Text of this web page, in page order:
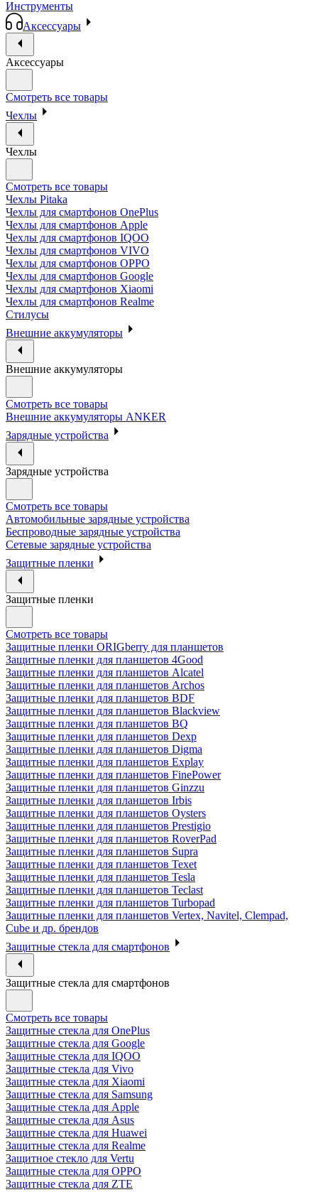
Инструменты
Аксессуары
Аксессуары
Смотреть все товары
Чехлы
Чехлы
Смотреть все товары
Чехлы Pitaka
Чехлы для смартфонов OnePlus
Чехлы для смартфонов Apple
Чехлы для смартфонов IQOO
Чехлы для смартфонов VIVO
Чехлы для смартфонов OPPO
Чехлы для смартфонов Google
Чехлы для смартфонов Xiaomi
Чехлы для смартфонов Realme
Стилусы
Внешние аккумуляторы
Внешние аккумуляторы
Смотреть все товары
Внешние аккумуляторы ANKER
Зарядные устройства
Зарядные устройства
Смотреть все товары
Автомобильные зарядные устройства
Беспроводные зарядные устройства
Сетевые зарядные устройства
Защитные пленки
Защитные пленки
Смотреть все товары
Защитные пленки ORIGberry для планшетов
Защитные пленки для планшетов 4Good
Защитные пленки для планшетов Alcatel
Защитные пленки для планшетов Archos
Защитные пленки для планшетов BDF
Защитные пленки для планшетов Blackview
Защитные пленки для планшетов BQ
Защитные пленки для планшетов Dexp
Защитные пленки для планшетов Digma
Защитные пленки для планшетов Explay
Защитные пленки для планшетов FinePower
Защитные пленки для планшетов Ginzzu
Защитные пленки для планшетов Irbis
Защитные пленки для планшетов Oysters
Защитные пленки для планшетов Prestigio
Защитные пленки для планшетов RoverPad
Защитные пленки для планшетов Supra
Защитные пленки для планшетов Texet
Защитные пленки для планшетов Tesla
Защитные пленки для планшетов Teclast
Защитные пленки для планшетов Turbopad
Защитные пленки для планшетов Vertex, Navitel, Clempad,
Cube и др. брендов
Защитные стекла для смартфонов
Защитные стекла для смартфонов
Смотреть все товары
Защитные стекла для OnePlus
Защитные стекла для Google
Защитные стекла для IQOO
Защитные стекла для Vivo
Защитные стекла для Xiaomi
Защитные стекла для Samsung
Защитные стекла для Apple
Защитные стекла для Asus
Защитные стекла для Huawei
Защитные стекла для Realme
Защитное стекло для Vertu
Защитные стекла для OPPO
Защитные стекла для ZTE